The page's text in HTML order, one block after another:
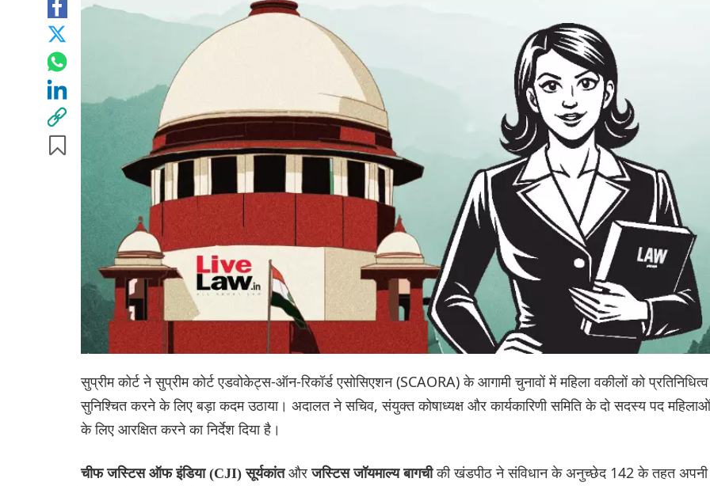
सुप्रीम कोर्ट ने सुप्रीम कोर्ट एडवोकेट्स-ऑन-रिकॉर्ड एसोसिएशन (SCAORA) के आगामी चुनावों में महिला वकीलों को प्रतिनिधित्व
सुनिश्चित करने के लिए बड़ा कदम उठाया। अदालत ने सचिव, संयुक्त कोषाध्यक्ष और कार्यकारिणी समिति के दो सदस्य पद महिलाओं
के लिए आरक्षित करने का निर्देश दिया है।
चीफ जस्टिस ऑफ इंडिया (CJI) सूर्यकांतऔरजस्टिस जॉयमाल्य बागचीकी खंडपीठ ने संविधान के अनुच्छेद 142 के तहत अपनी